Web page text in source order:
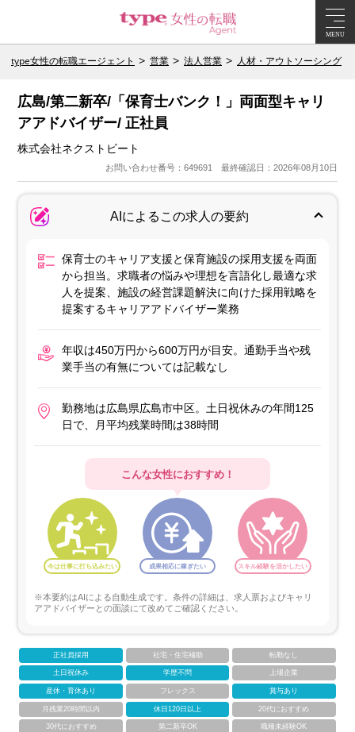
MENU
type女性の転職エージェント 営業 法人営業 人材・アウトソーシング
広島/第二新卒/「保育士バンク！」両面型キャリ
アアドバイザー/ 正社員
株式会社ネクストビート
お問い合わせ番号：649691 最終確認日：2026年08月10日
AIによるこの求人の要約
保育士のキャリア支援と保育施設の採用支援を両面
から担当。求職者の悩みや理想を言語化し最適な求
人を提案、施設の経営課題解決に向けた採用戦略を
提案するキャリアアドバイザー業務
年収は450万円から600万円が目安。通勤手当や残
業手当の有無については記載なし
勤務地は広島県広島市中区。土日祝休みの年間125
日で、月平均残業時間は38時間
こんな女性におすすめ！
今は仕事に打ち込みたい 成果相応に稼ぎたい スキル経験を活かしたい
※本要約はAIによる自動生成です。条件の詳細は、求人票およびキャリ
アアドバイザーとの面談にて改めてご確認ください。
正社員採用 社宅・住宅補助 転勤なし
土日祝休み 学歴不問 上場企業
産休・育休あり フレックス 賞与あり
月残業20時間以内 休日120日以上 20代におすすめ
30代におすすめ 第二新卒OK 職種未経験OK